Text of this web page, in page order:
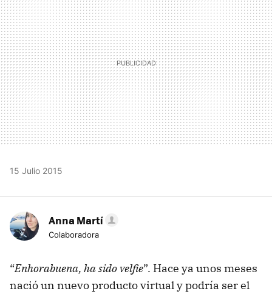
15 Julio 2015
Anna Martí
Colaboradora
“Enhorabuena, ha sido velfie”. Hace ya unos meses
nació un nuevo producto virtual y podría ser el